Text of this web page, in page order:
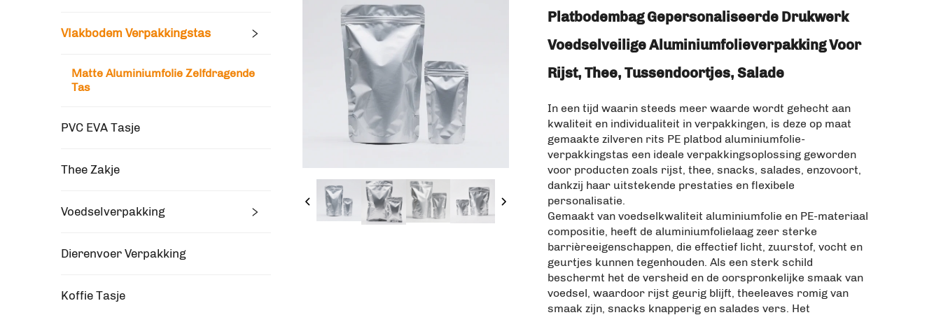
Vlakbodem Verpakkingstas
Matte Aluminiumfolie Zelfdragende
Tas
PVC EVA Tasje
Thee Zakje
Voedselverpakking
Dierenvoer Verpakking
Koffie Tasje
Platbodembag Gepersonaliseerde Drukwerk
Voedselveilige Aluminiumfolieverpakking Voor
Rijst, Thee, Tussendoortjes, Salade
In een tijd waarin steeds meer waarde wordt gehecht aan
kwaliteit en individualiteit in verpakkingen, is deze op maat
gemaakte zilveren rits PE platbod aluminiumfolie-
verpakkingstas een ideale verpakkingsoplossing geworden
voor producten zoals rijst, thee, snacks, salades, enzovoort,
dankzij haar uitstekende prestaties en flexibele
personalisatie.
Gemaakt van voedselkwaliteit aluminiumfolie en PE-materiaal
compositie, heeft de aluminiumfolielaag zeer sterke
barrièreeigenschappen, die effectief licht, zuurstof, vocht en
geurtjes kunnen tegenhouden. Als een sterk schild
beschermt het de versheid en de oorspronkelijke smaak van
voedsel, waardoor rijst geurig blijft, theeleaves romig van
smaak zijn, snacks knapperig en salades vers. Het